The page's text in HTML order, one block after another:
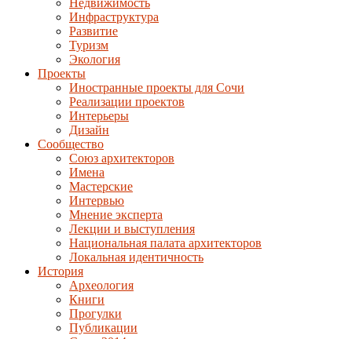
Недвижимость
Инфраструктура
Развитие
Туризм
Экология
Проекты
Иностранные проекты для Сочи
Реализации проектов
Интерьеры
Дизайн
Сообщество
Союз архитекторов
Имена
Мастерские
Интервью
Мнение эксперта
Лекции и выступления
Национальная палата архитекторов
Локальная идентичность
История
Археология
Книги
Прогулки
Публикации